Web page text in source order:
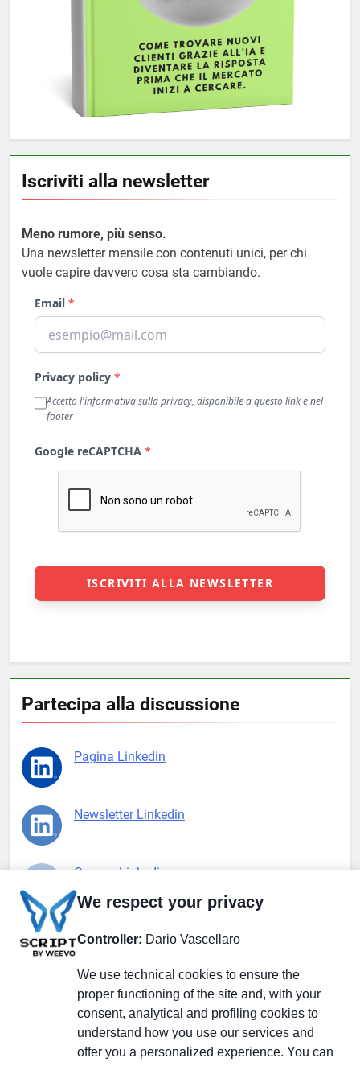
Iscriviti alla newsletter
Meno rumore, più senso.
Una newsletter mensile con contenuti unici, per chi
vuole capire davvero cosa sta cambiando.
Partecipa alla discussione
Pagina Linkedin
Newsletter Linkedin
Gruppo Linkedin
X.com
We respect your privacy
Controller: Dario Vascellaro
We use technical cookies to ensure the
proper functioning of the site and, with your
consent, analytical and profiling cookies to
understand how you use our services and
offer you a personalized experience. You can